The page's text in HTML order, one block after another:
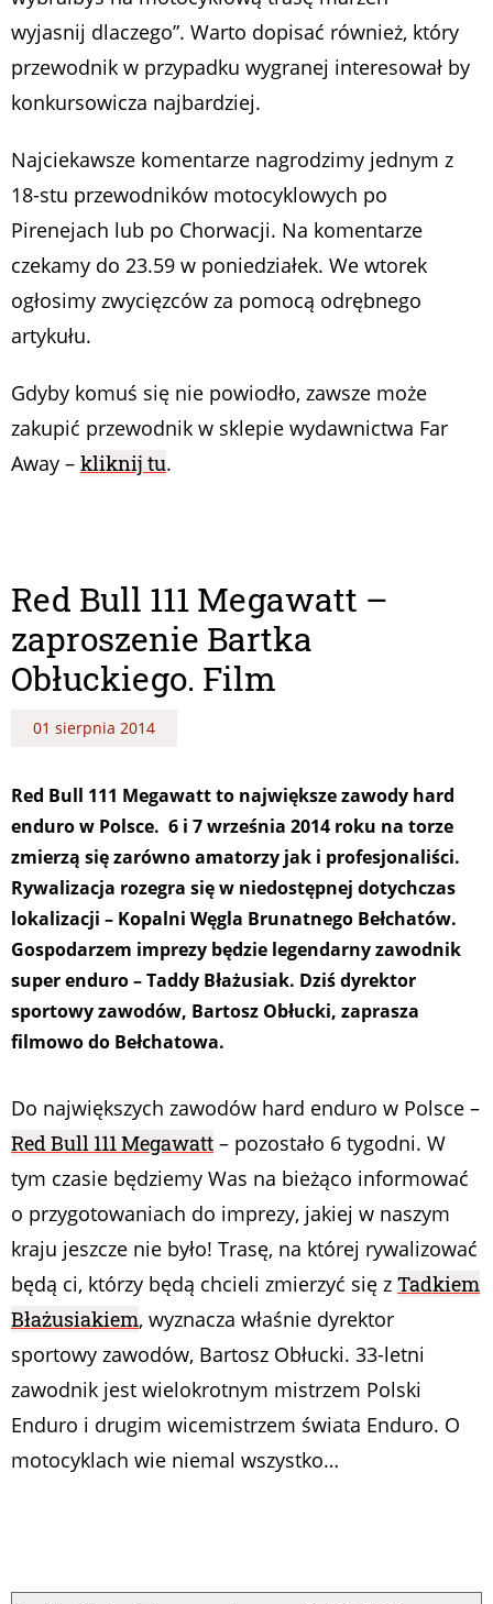
wyjasnij dlaczego”. Warto dopisać również, który
przewodnik w przypadku wygranej interesował by
konkursowicza najbardziej.
Najciekawsze komentarze nagrodzimy jednym z
18-stu przewodników motocyklowych po
Pirenejach lub po Chorwacji. Na komentarze
czekamy do 23.59 w poniedziałek. We wtorek
ogłosimy zwycięzców za pomocą odrębnego
artykułu.
Gdyby komuś się nie powiodło, zawsze może
zakupić przewodnik w sklepie wydawnictwa Far
Away – kliknij tu.
Red Bull 111 Megawatt –
zaproszenie Bartka
Obłuckiego. Film
01 sierpnia 2014
Red Bull 111 Megawatt to największe zawody hard
enduro w Polsce. 6 i 7 września 2014 roku na torze
zmierzą się zarówno amatorzy jak i profesjonaliści.
Rywalizacja rozegra się w niedostępnej dotychczas
lokalizacji – Kopalni Węgla Brunatnego Bełchatów.
Gospodarzem imprezy będzie legendarny zawodnik
super enduro – Taddy Błażusiak. Dziś dyrektor
sportowy zawodów, Bartosz Obłucki, zaprasza
filmowo do Bełchatowa.
Do największych zawodów hard enduro w Polsce –
Red Bull 111 Megawatt – pozostało 6 tygodni. W
tym czasie będziemy Was na bieżąco informować
o przygotowaniach do imprezy, jakiej w naszym
kraju jeszcze nie było! Trasę, na której rywalizować
będą ci, którzy będą chcieli zmierzyć się z Tadkiem
Błażusiakiem, wyznacza właśnie dyrektor
sportowy zawodów, Bartosz Obłucki. 33-letni
zawodnik jest wielokrotnym mistrzem Polski
Enduro i drugim wicemistrzem świata Enduro. O
motocyklach wie niemal wszystko…